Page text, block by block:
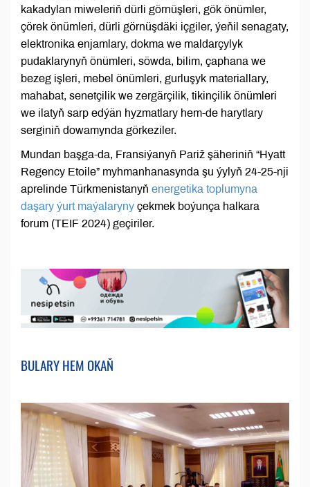
kakadylan miweleriň dürli görnüşleri, gök önümler,
çörek önümleri, dürli görnüşdäki içgiler, ýeňil senagaty,
elektronika enjamlary, dokma we maldarçylyk
pudaklarynyň önümleri, söwda, bilim, çaphana we
bezeg işleri, mebel önümleri, gurluşyk materiallary,
mahabat, senetçilik we zergärçilik, tikinçilik önümleri
we ilatyň sarp edýän hyzmatlary hem-de harytlary
serginiň dowamynda görkeziler.
Mundan başga-da, Fransiýanyň Pariž şäheriniň “Hyatt
Regency Etoile” myhmanhanasynda şu ýylyň 24-25-nji
aprelinde Türkmenistanyň energetika toplumyna
daşary ýurt maýalaryny çekmek boýunça halkara
forum (TEIF 2024) geçiriler.
BULARY HEM OKAŇ